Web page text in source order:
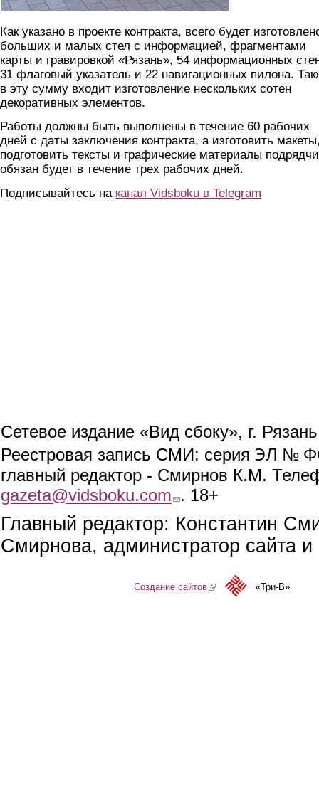
Как указано в проекте контракта, всего будет
больших и малых стел с информацией, фрагментами
карты и гравировкой «Рязань», 54 информационных
31 флаговый указатель и 22 навигационных пилона.
в эту сумму входит изготовление нескольких сотен
декоративных элементов.
Работы должны быть выполнены в течение 60 рабочих
дней с даты заключения контракта, а изготовить
подготовить тексты и графические материалы
обязан будет в течение трех рабочих дней.
Подписывайтесь на канал Vidsboku в Telegram
Сетевое издание «Вид сбоку», г.
Реестровая запись СМИ: серия ЭЛ №
главный редактор - Смирнов К.М.
gazeta@vidsboku.com (link sends e-mail)
. 18+
Главный редактор: Константин
Смирнова, администратор сайта
Создание сайтов(link is external)«Три-В»